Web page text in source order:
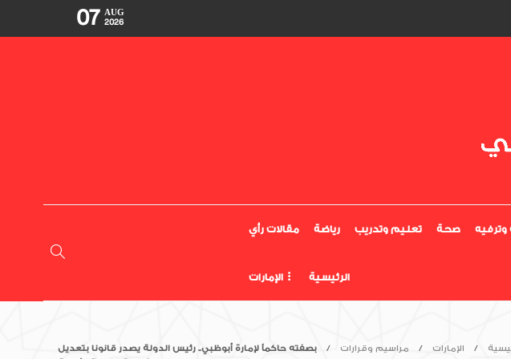
07 AUG
2026
مقالات رأي رياضة تعليم وتدريب صحة
الإمارات الرئيسية
الإمارات مراسيم وقرارات
بصفته حاكماً لإمارة أبوظبي.. رئيس الدولة يصدر قانونا بتعديل